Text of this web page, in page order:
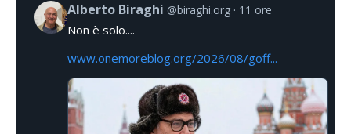
Alberto Biraghi @biraghi.org 11 ore
Non è solo....
www.onemoreblog.org/2026/08/goff...